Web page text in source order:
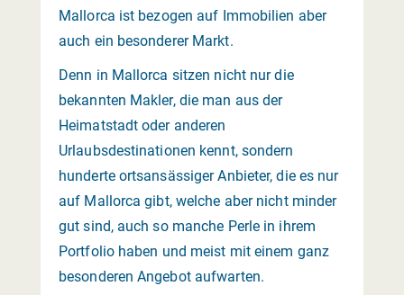
Mallorca ist bezogen auf Immobilien aber
auch ein besonderer Markt.
Denn in Mallorca sitzen nicht nur die
bekannten Makler, die man aus der
Heimatstadt oder anderen
Urlaubsdestinationen kennt, sondern
hunderte ortsansässiger Anbieter, die es nur
auf Mallorca gibt, welche aber nicht minder
gut sind, auch so manche Perle in ihrem
Portfolio haben und meist mit einem ganz
besonderen Angebot aufwarten.